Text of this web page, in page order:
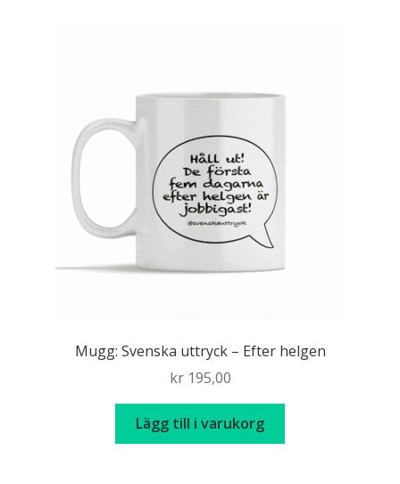
Mugg: Svenska uttryck – Efter helgen
kr195,00
Lägg till i varukorg